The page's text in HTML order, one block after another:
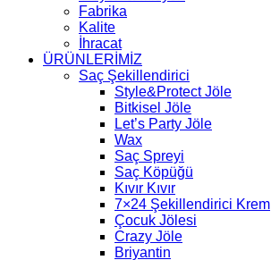
Fabrika
Kalite
İhracat
ÜRÜNLERİMİZ
Saç Şekillendirici
Style&Protect Jöle
Bitkisel Jöle
Let’s Party Jöle
Wax
Saç Spreyi
Saç Köpüğü
Kıvır Kıvır
7×24 Şekillendirici Krem
Çocuk Jölesi
Crazy Jöle
Briyantin